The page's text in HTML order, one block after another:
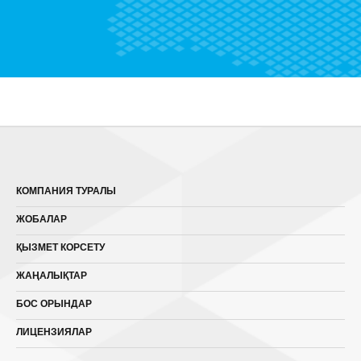
КОМПАНИЯ ТУРАЛЫ
ЖОБАЛАР
ҚЫЗМЕТ КОРСЕТУ
ЖАҢАЛЫҚТАР
БОС ОРЫНДАР
ЛИЦЕНЗИЯЛАР